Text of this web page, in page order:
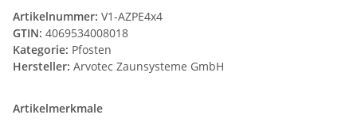
Artikelnummer: V1-AZPE4x4
GTIN: 4069534008018
Kategorie: Pfosten
Hersteller: Arvotec Zaunsysteme GmbH
Artikelmerkmale